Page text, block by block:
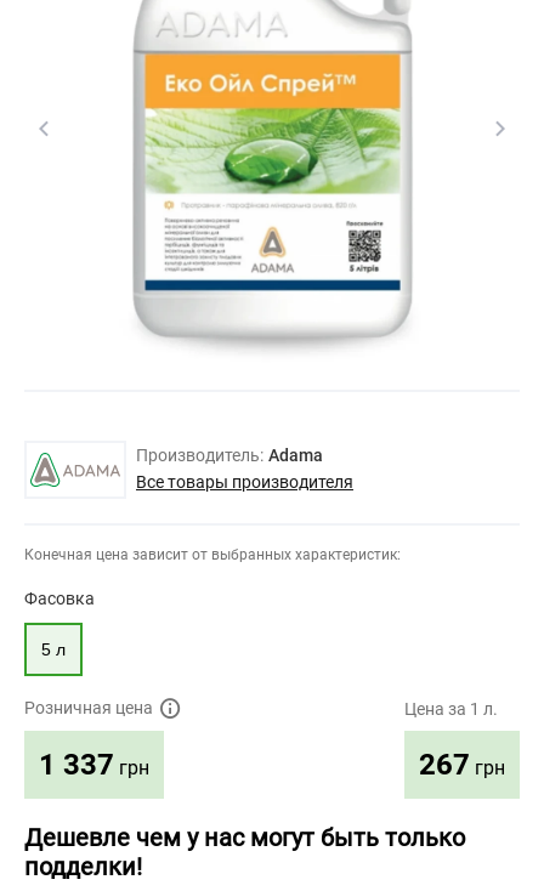
Производитель: Adama
Все товары производителя
Конечная цена зависит от выбранных характеристик:
Фасовка
5 л
Розничная цена
1 337 грн
Цена за 1 л.
267 грн
Дешевле чем у нас могут быть только
подделки!